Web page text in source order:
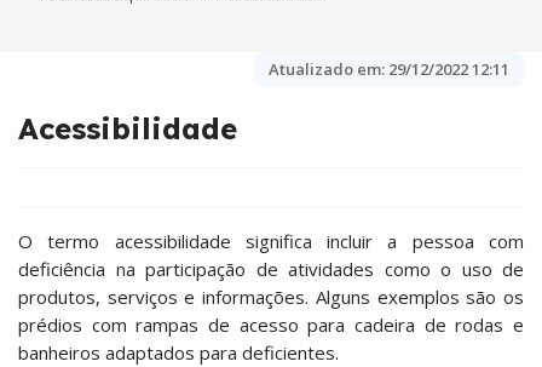
Atualizado em: 29/12/2022 12:11
Acessibilidade
O termo acessibilidade significa incluir a pessoa com
deficiência na participação de atividades como o uso de
produtos, serviços e informações. Alguns exemplos são os
prédios com rampas de acesso para cadeira de rodas e
banheiros adaptados para deficientes.